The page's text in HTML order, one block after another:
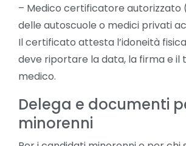
– Medico certificatore autorizzato
delle autoscuole o medici privati
Il certificato attesta l’idoneità
deve riportare la data, la firma e il
medico.
Delega e documenti
minorenni